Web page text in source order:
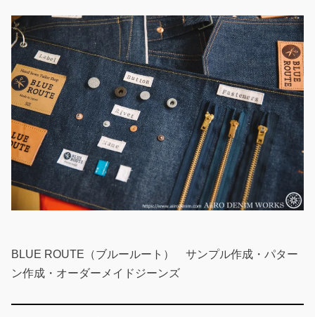
BLUE ROUTE（ブルールート） サンプル作成・パター
ン作成・オーダーメイドジーンズ